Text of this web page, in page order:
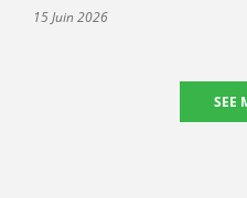
15 Juin 2026
SEE